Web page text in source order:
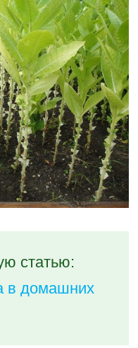
статью:
в домашних